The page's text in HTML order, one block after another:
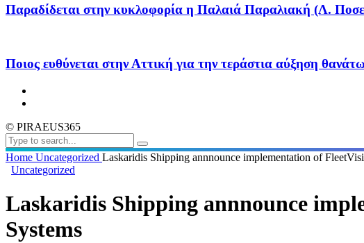
Παραδίδεται στην κυκλοφορία η Παλαιά Παραλιακή (Λ.
Ποιος ευθύνεται στην Αττική για την τεράστια αύξηση
© PIRAEUS365
Home Uncategorized Laskaridis Shipping annnounce implementation of
Uncategorized
Laskaridis Shipping annnounce
Systems